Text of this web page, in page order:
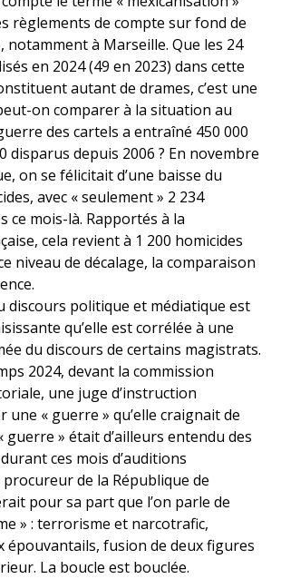
règlements de compte sur fond de
notamment à Marseille. Que les 24
en 2024 (49 en 2023) dans cette
autant de drames, c’est une
on comparer à la situation au
des cartels a entraîné 450 000
disparus depuis 2006 ? En novembre
on se félicitait d’une baisse du
avec « seulement » 2 234
ce mois-là. Rapportés à la
cela revient à 1 200 homicides
niveau de décalage, la comparaison
discours politique et médiatique est
qu’elle est corrélée à une
du discours de certains magistrats.
2024, devant la commission
une juge d’instruction
une « guerre » qu’elle craignait de
guerre » était d’ailleurs entendu des
ces mois d’auditions
de la République de
pour sa part que l’on parle de
» : terrorisme et narcotrafic,
épouvantails, fusion de deux figures
La boucle est bouclée.